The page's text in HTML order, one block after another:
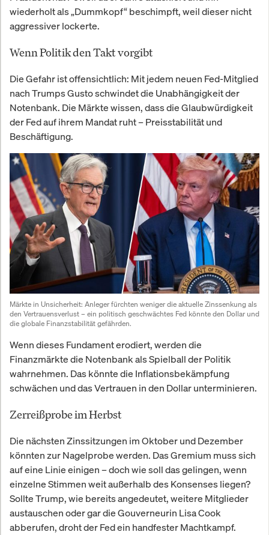
wiederholt als „Dummkopf“ beschimpft, weil dieser nicht
aggressiver lockerte.
Wenn Politik den Takt vorgibt
Die Gefahr ist offensichtlich: Mit jedem neuen Fed-Mitglied
nach Trumps Gusto schwindet die Unabhängigkeit der
Notenbank. Die Märkte wissen, dass die Glaubwürdigkeit
der Fed auf ihrem Mandat ruht – Preisstabilität und
Beschäftigung.
Märkte in Unsicherheit: Anleger fürchten weniger die aktuelle Zinssenkung als
den Vertrauensverlust – ein politisch geschwächtes Fed könnte den Dollar und
die globale Finanzstabilität gefährden.
Wenn dieses Fundament erodiert, werden die
Finanzmärkte die Notenbank als Spielball der Politik
wahrnehmen. Das könnte die Inflationsbekämpfung
schwächen und das Vertrauen in den Dollar unterminieren.
Zerreißprobe im Herbst
Die nächsten Zinssitzungen im Oktober und Dezember
könnten zur Nagelprobe werden. Das Gremium muss sich
auf eine Linie einigen – doch wie soll das gelingen, wenn
einzelne Stimmen weit außerhalb des Konsenses liegen?
Sollte Trump, wie bereits angedeutet, weitere Mitglieder
austauschen oder gar die Gouverneurin Lisa Cook
abberufen, droht der Fed ein handfester Machtkampf.